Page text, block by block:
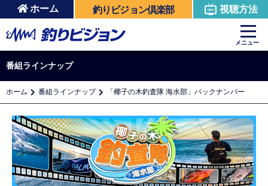
ホーム 釣りビジョン倶楽部 視聴方法
メニュー
番組ラインナップ
ホーム 番組ラインナップ 「椰子の木釣査隊 海水部」バックナンバー